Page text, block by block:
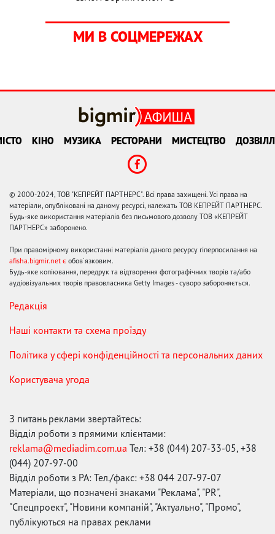
МИ В СОЦМЕРЕЖАХ
КІНО МУЗИКА РЕСТОРАНИ МИСТЕЦТВО
© 2000-2024, ТОВ "КЕПРЕЙТ ПАРТНЕРС". Всі права захищені. Усі права на
матеріали, опубліковані на даному ресурсі, належать ТОВ КЕПРЕЙТ ПАРТНЕРС.
Будь-яке використання матеріалів без письмового дозволу ТОВ «КЕПРЕЙТ
ПАРТНЕРС» заборонено.
При правомірному використанні матеріалів даного ресурсу гіперпосилання на
afisha.bigmir.net є обов'язковим.
Будь-яке копіювання, передрук та відтворення фотографічних творів та/або
аудіовізуальних творів правовласника Getty Images - суворо забороняється.
Редакція
Наші контакти та схема проїзду
Політика у сфері конфіденційності та персональних даних
Користувача угода
З питань реклами звертайтесь:
Відділ роботи з прямими клієнтами:
reklama@mediadim.com.ua Тел: +38 (044) 207-33-05, +38
(044) 207-97-00
Відділ роботи з РА: Тел./факс: +38 044 207-97-07
Матеріали, що позначені знаками "Реклама", "PR",
"Спецпроект", "Новини компаній", "Актуально", "Промо",
публікуються на правах реклами